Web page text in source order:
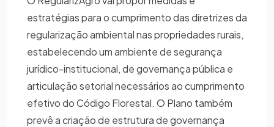
estratégias para o cumprimento das diretrizes da
regularização ambiental nas propriedades rurais,
estabelecendo um ambiente de segurança
jurídico-institucional, de governança pública e
articulação setorial necessários ao cumprimento
efetivo do Código Florestal. O Plano também
prevê a criação de estrutura de governança